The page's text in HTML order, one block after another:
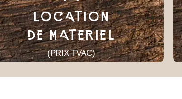
LOCATION
DE MATERIEL
(PRIX TVAC)